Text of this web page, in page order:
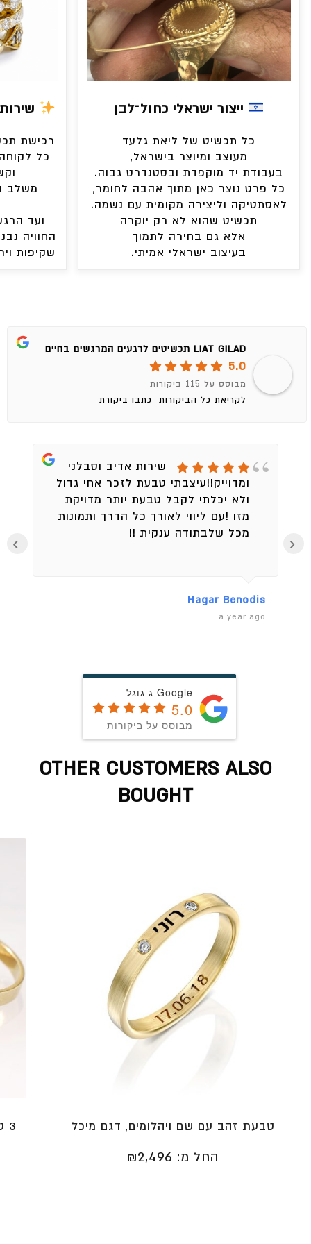
ייצור ישראלי כחול־לבן
כל תכשיט של ליאת גלעד
מעוצב ומיוצר בישראל,
בעבודת יד מוקפדת ובסטנדרט גבוה.
כל פרט נוצר כאן מתוך אהבה לחומר,
לאסתטיקה וליצירה מקומית עם נשמה.
תכשיט שהוא לא רק יוקרה
אלא גם בחירה לתמוך
בעיצוב ישראלי אמיתי.
רכישת
כל
משלב
ועד
החוויה
שקיפות
LIAT GILAD תכשיטים לרגעים המרגשים בחיים
5.0
מבוסס על 115 ביקורות
לקריאת כל הביקורות
כתבו ביקורת
שירות אדיב וסבלני
ומדוייק!!עיצבתי טבעת לזכר אחי גדול
ולא יכלתי לקבל טבעת יותר מדויקת
מזו !עם ליווי לאורך כל הדרך ותמונות
מכל שלבתודה ענקית !!
Hagar Benodis
a year ago
‹
›
Google ג גוגל
5.0
מבוסס על ביקורות
OTHER CUSTOMERS ALSO
BOUGHT
טבעת זהב עם שם ויהלומים, דגם מיכל
החל מ: ₪2,496